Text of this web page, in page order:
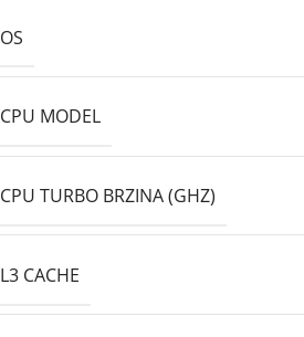
OS
CPU MODEL
CPU TURBO BRZINA (GHZ)
L3 CACHE